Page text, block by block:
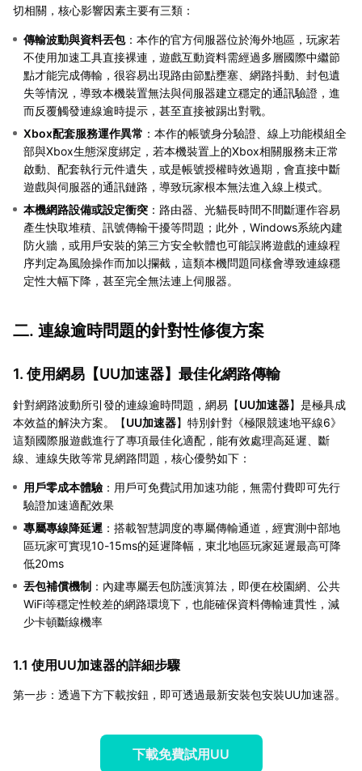
切相關，核心影響因素主要有三類：
傳輸波動與資料丟包：本作的官方伺服器位於海外地區，玩家若
不使用加速工具直接裸連，遊戲互動資料需經過多層國際中繼節
點才能完成傳輸，很容易出現路由節點壅塞、網路抖動、封包遺
失等情況，導致本機裝置無法與伺服器建立穩定的通訊驗證，進
而反覆觸發連線逾時提示，甚至直接被踢出對戰。
Xbox配套服務運作異常 ：本作的帳號身分驗證、線上功能模組全
部與Xbox生態深度綁定，若本機裝置上的Xbox相關服務未正常
啟動、配套執行元件遺失，或是帳號授權時效過期，會直接中斷
遊戲與伺服器的通訊鏈路，導致玩家根本無法進入線上模式。
本機網路設備或設定衝突 ：路由器、光貓長時間不間斷運作容易
產生快取堆積、訊號傳輸干擾等問題；此外，Windows系統內建
防火牆，或用戶安裝的第三方安全軟體也可能誤將遊戲的連線程
序判定為風險操作而加以攔截，這類本機問題同樣會導致連線穩
定性大幅下降，甚至完全無法連上伺服器。
二. 連線逾時問題的針對性修復方案
1. 使用網易【UU加速器】最佳化網路傳輸
針對網路波動所引發的連線逾時問題，網易【UU加速器】是極具成
本效益的解決方案。【UU加速器】特別針對《極限競速地平線6》
這類國際服遊戲進行了專項最佳化適配，能有效處理高延遲、斷
線、連線失敗等常見網路問題，核心優勢如下：
用戶零成本體驗 ：用戶可免費試用加速功能，無需付費即可先行
驗證加速適配效果
專屬專線降延遲 ：搭載智慧調度的專屬傳輸通道，經實測中部地
區玩家可實現10-15ms的延遲降幅，東北地區玩家延遲最高可降
低20ms
丟包補償機制 ：內建專屬丟包防護演算法，即便在校園網、公共
WiFi等穩定性較差的網路環境下，也能確保資料傳輸連貫性，減
少卡頓斷線機率
1.1 使用UU加速器的詳細步驟
第一步：透過下方下載按鈕，即可透過最新安裝包安裝UU加速器。
下載免費試用UU